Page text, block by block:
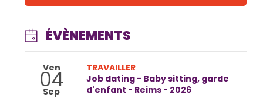
ÉVÈNEMENTS
Ven
04
Sep
TRAVAILLER
Job dating - Baby sitting, garde
d'enfant - Reims - 2026